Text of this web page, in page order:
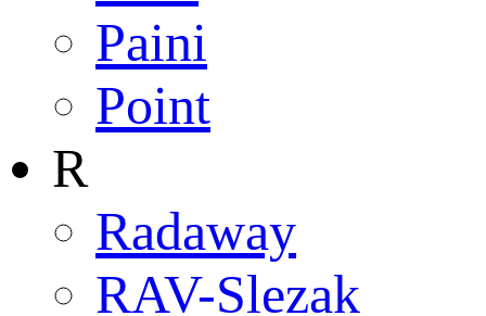
Paini
Point
R
Radaway
RAV-Slezak